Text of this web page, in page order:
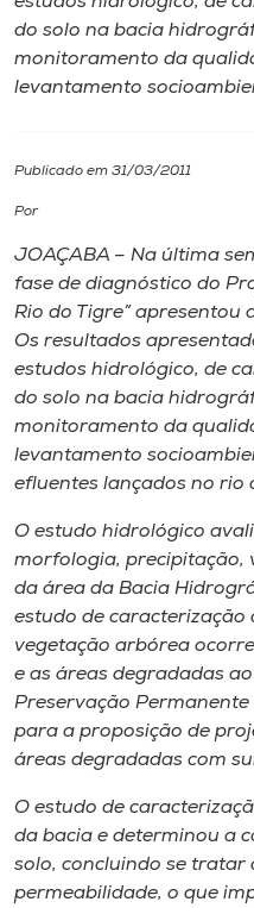
I.nova
Cultura
CPA
Biblioteca
Editora
Rádio
Museu
Unoesc
Store
A+
do solo na bacia
monitoramento da
levantamento
Publicado em 31/03/2011
Por
JOAÇABA – Na última
fase de diagnóstico do
Rio do Tigre” apresentou
Os resultados
estudos hidrológico, de
do solo na bacia
monitoramento da
levantamento
efluentes lançados no
O estudo hidrológico
morfologia, precipitação,
da área da Bacia
estudo de
vegetação arbórea
e as áreas degradadas
Preservação Permanente
para a proposição de
áreas degradadas com
O estudo de
da bacia e determinou a
solo, concluindo se tratar
permeabilidade, o que